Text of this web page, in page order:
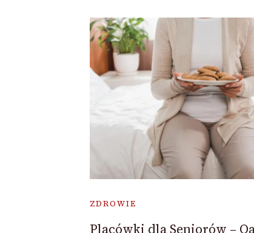
ZDROWIE
Placówki dla Seniorów –